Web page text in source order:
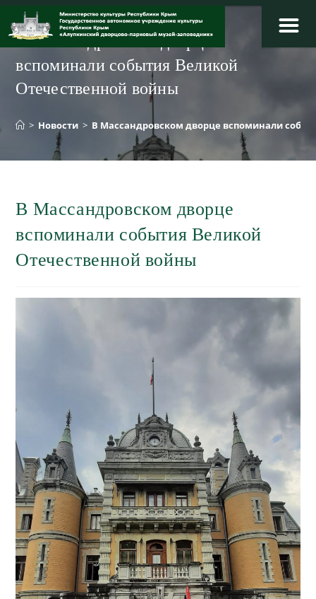
Перейти
содержимому
В Массандровском дворце
вспоминали события Великой
Отечественной войны
> Новости > В Массандровском дворце вспоминали
В Массандровском дворце
вспоминали события Великой
Отечественной войны